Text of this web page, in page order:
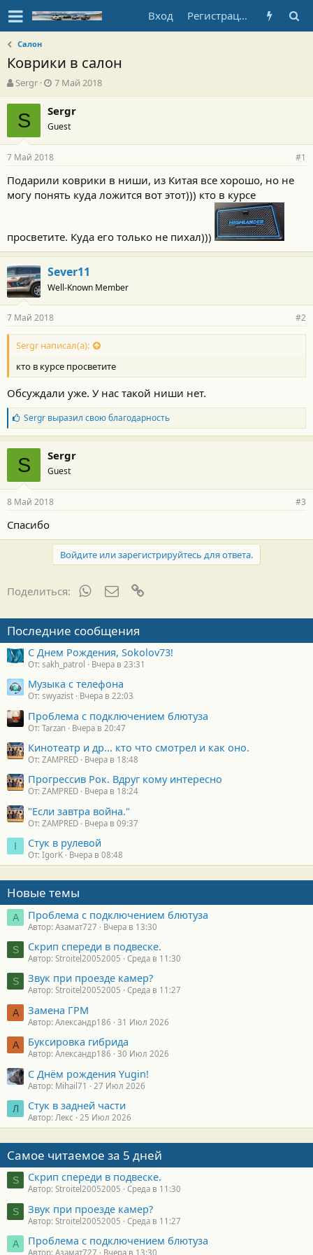
Вход Регистрация
Салон
Коврики в салон
А
в
т
о
т
е
м
ы
Sergr
Д
а
т
н
а
ч
а
л
а
7 Май 2018
S Sergr
Guest
7 Май 2018 #1
Подарили коврики в ниши, из Китая все хорошо, но не
могу понять куда ложится вот этот))) кто в курсе
просветите. Куда его только не пихал)))
Sever11
Well-Known Member
7 Май 2018 #2
Sergr написал(а):
кто в курсе просветите
Обсуждали уже. У нас такой ниши нет.
Б
л
а
г
о
д
а
н
с
т
Sergrвыразил свою благодарность
S Sergr
Guest
8 Май 2018 #3
Спасибо
Войдите или зарегистрируйтесь для ответа.
Поделиться: WhatsAppЭлектронная почта
Последние сообщения
С Днем Рождения, Sokolov73!
От: sakh_patrol Вчера в 23:31
Музыка с телефона
От: swyazist Вчера в 22:03
Проблема с подключением блютуза
От: Tarzan Вчера в 20:47
Кинотеатр и др... кто что смотрел и как оно.
От: ZAMPRED Вчера в 18:48
Прогрессив Рок. Вдруг кому интересно
От: ZAMPRED Вчера в 18:24
"Если завтра война."
От: ZAMPRED Вчера в 09:37
I Стук в рулевой
От: IgorK Вчера в 08:48
Новые темы
А Проблема с подключением блютуза
Автор: Азамат727 Вчера в 13:30
S Скрип спереди в подвеске.
Автор: Stroitel20052005 Среда в 11:30
S Звук при проезде камер?
Автор: Stroitel20052005 Среда в 11:27
А Замена ГРМ
Автор: Александр186 31 Июл 2026
А Буксировка гибрида
Автор: Александр186 30 Июл 2026
С Днём рождения Yugin!
Автор: Mihail71 27 Июл 2026
Л Стук в задней части
Автор: Лекс 25 Июл 2026
Самое читаемое за 5 дней
S Скрип спереди в подвеске.
Автор: Stroitel20052005 Среда в 11:30
S Звук при проезде камер?
Автор: Stroitel20052005 Среда в 11:27
А Проблема с подключением блютуза
Автор: Азамат727 Вчера в 13:30